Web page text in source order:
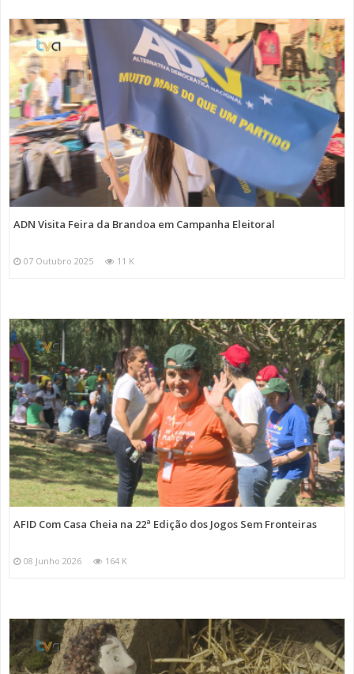
ADN Visita Feira da Brandoa em Campanha Eleitoral
07 Outubro 2025 11 K
AFID Com Casa Cheia na 22ª Edição dos Jogos Sem Fronteiras
08 Junho 2026 164 K